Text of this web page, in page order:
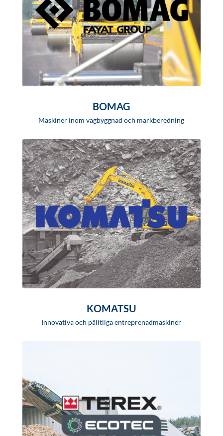
BOMAG
Maskiner inom vägbyggnad och markberedning
KOMATSU
Innovativa och pålitliga entreprenadmaskiner